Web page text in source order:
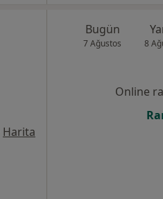
Harita
Bugün
7 Ağustos 8
Online